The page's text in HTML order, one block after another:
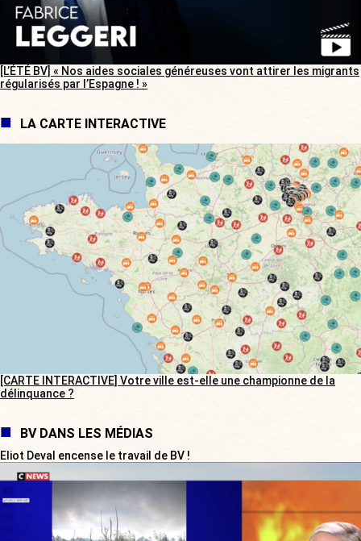
[L’ÉTÉ BV] « Nos aides sociales généreuses vont attirer les migrants
régularisés par l’Espagne ! »
LA CARTE INTERACTIVE
[CARTE INTERACTIVE] Votre ville est-elle une championne de la
délinquance ?
BV DANS LES MÉDIAS
Eliot Deval encense le travail de BV !